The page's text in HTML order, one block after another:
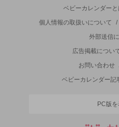
ベビーカレンダーと
個人情報の取扱いについて
/
外部送信
広告掲載につい
お問い合わせ
ベビーカレンダー記
PC版